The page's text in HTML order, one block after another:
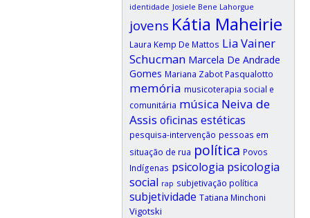
identidade Josiele Bene Lahorgue
jovens Kátia Maheirie
Laura Kemp De Mattos Lia Vainer
Schucman Marcela De Andrade
Gomes Mariana Zabot Pasqualotto
memória musicoterapia social e
comunitária música Neiva de
Assis oficinas estéticas
pesquisa-intervenção pessoas em
situação de rua política Povos
Indígenas psicologia psicologia
social rap subjetivação política
subjetividade Tatiana Minchoni
Vigotski